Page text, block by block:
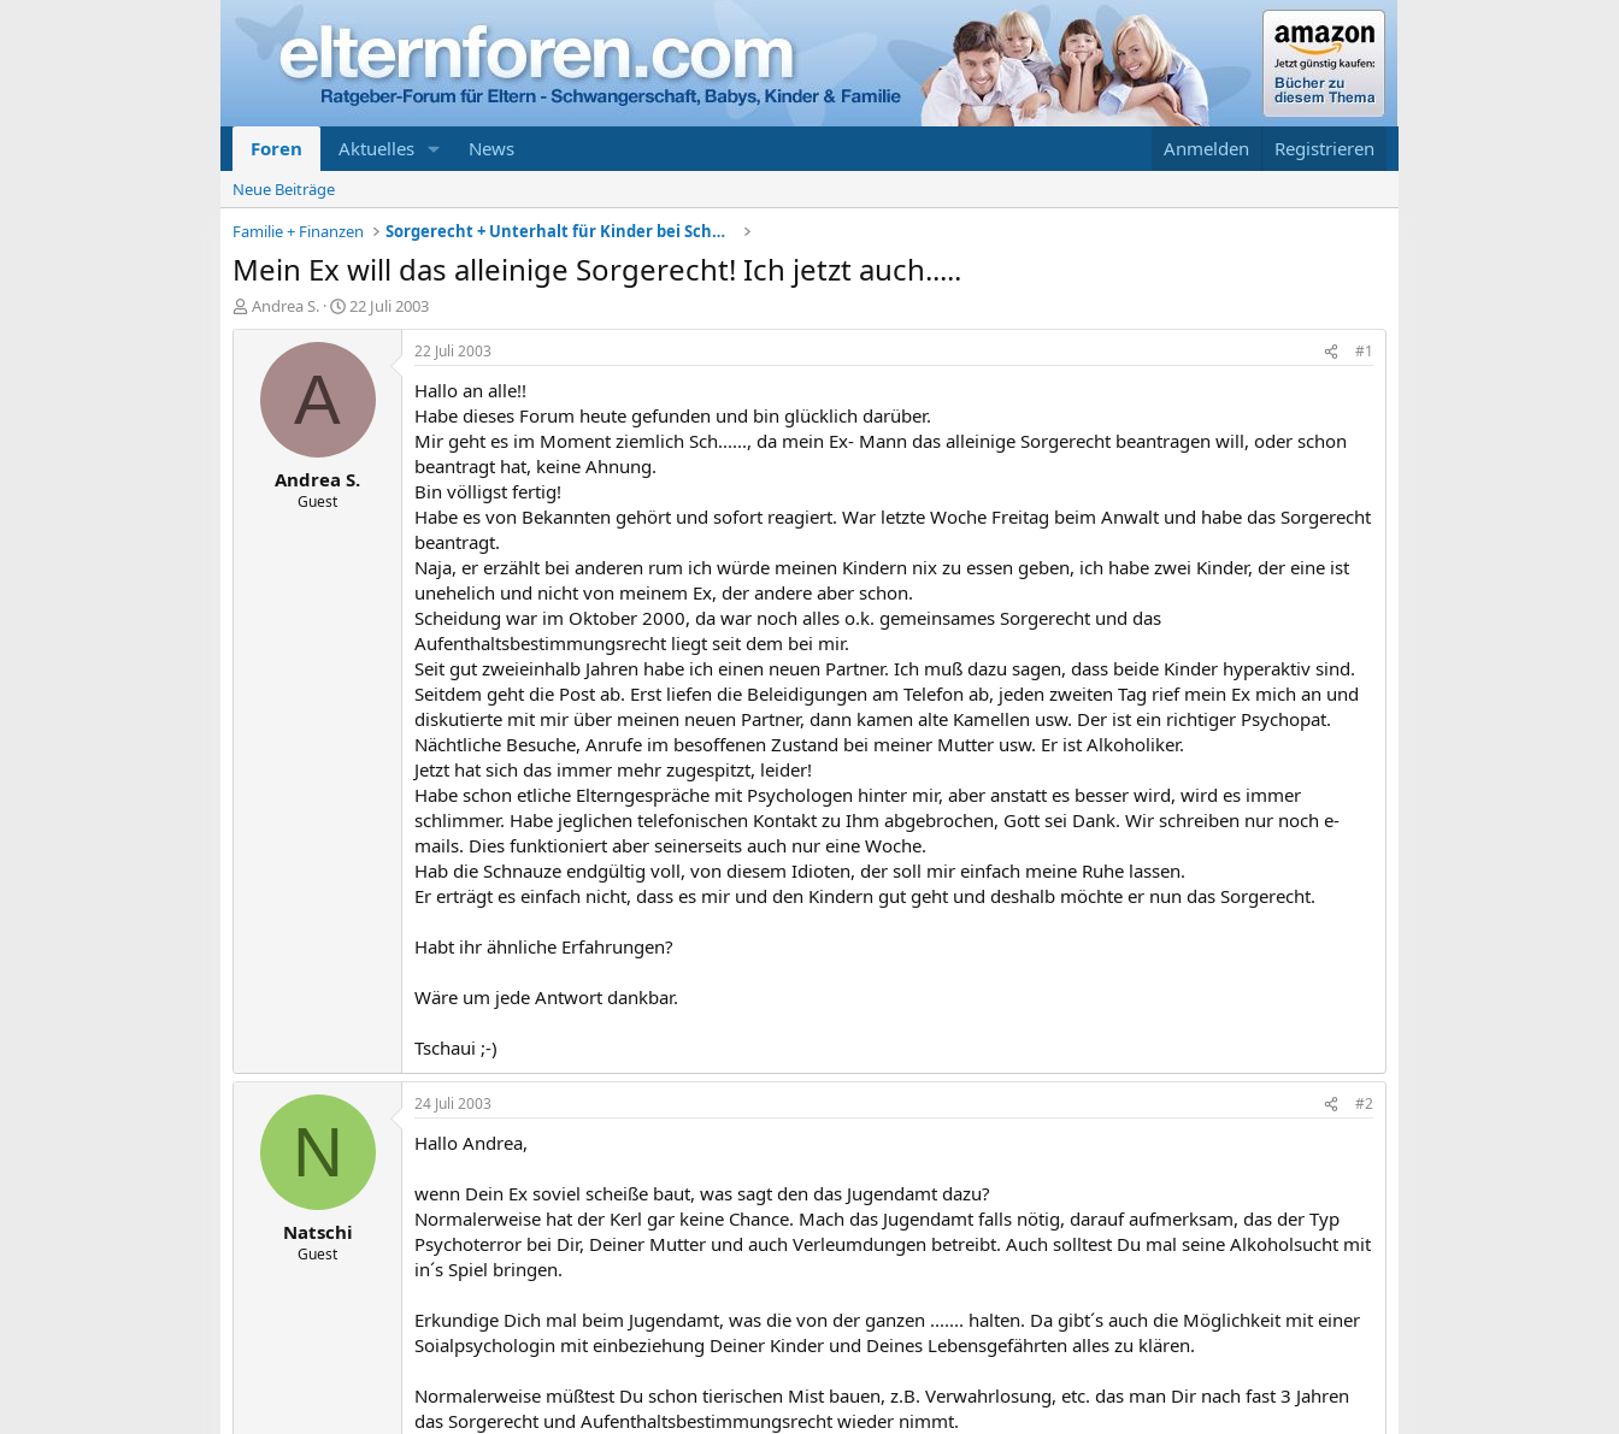
Foren Aktuelles News Anmelden Registrieren
Neue Beiträge
Familie + Finanzen
Sorgerecht + Unterhalt für Kinder bei Scheidung
Mein Ex will das alleinige Sorgerecht! Ich jetzt auch.....
E
r
Andrea S.
E
r
s
t
a
22 Juli 2003
A
Andrea S.
Guest
22 Juli 2003 #1
Hallo an alle!!
Habe dieses Forum heute gefunden und bin glücklich darüber.
Mir geht es im Moment ziemlich Sch......, da mein Ex- Mann das alleinige Sorgerecht beantragen will, oder schon
beantragt hat, keine Ahnung.
Bin völligst fertig!
Habe es von Bekannten gehört und sofort reagiert. War letzte Woche Freitag beim Anwalt und habe das Sorgerecht
beantragt.
Naja, er erzählt bei anderen rum ich würde meinen Kindern nix zu essen geben, ich habe zwei Kinder, der eine ist
unehelich und nicht von meinem Ex, der andere aber schon.
Scheidung war im Oktober 2000, da war noch alles o.k. gemeinsames Sorgerecht und das
Aufenthaltsbestimmungsrecht liegt seit dem bei mir.
Seit gut zweieinhalb Jahren habe ich einen neuen Partner. Ich muß dazu sagen, dass beide Kinder hyperaktiv sind.
Seitdem geht die Post ab. Erst liefen die Beleidigungen am Telefon ab, jeden zweiten Tag rief mein Ex mich an und
diskutierte mit mir über meinen neuen Partner, dann kamen alte Kamellen usw. Der ist ein richtiger Psychopat.
Nächtliche Besuche, Anrufe im besoffenen Zustand bei meiner Mutter usw. Er ist Alkoholiker.
Jetzt hat sich das immer mehr zugespitzt, leider!
Habe schon etliche Elterngespräche mit Psychologen hinter mir, aber anstatt es besser wird, wird es immer
schlimmer. Habe jeglichen telefonischen Kontakt zu Ihm abgebrochen, Gott sei Dank. Wir schreiben nur noch e-
mails. Dies funktioniert aber seinerseits auch nur eine Woche.
Hab die Schnauze endgültig voll, von diesem Idioten, der soll mir einfach meine Ruhe lassen.
Er erträgt es einfach nicht, dass es mir und den Kindern gut geht und deshalb möchte er nun das Sorgerecht.
Habt ihr ähnliche Erfahrungen?
Wäre um jede Antwort dankbar.
Tschaui ;-)
N
Natschi
Guest
24 Juli 2003 #2
Hallo Andrea,
wenn Dein Ex soviel scheiße baut, was sagt den das Jugendamt dazu?
Normalerweise hat der Kerl gar keine Chance. Mach das Jugendamt falls nötig, darauf aufmerksam, das der Typ
Psychoterror bei Dir, Deiner Mutter und auch Verleumdungen betreibt. Auch solltest Du mal seine Alkoholsucht mit
in´s Spiel bringen.
Erkundige Dich mal beim Jugendamt, was die von der ganzen ....... halten. Da gibt´s auch die Möglichkeit mit einer
Soialpsychologin mit einbeziehung Deiner Kinder und Deines Lebensgefährten alles zu klären.
Normalerweise müßtest Du schon tierischen Mist bauen, z.B. Verwahrlosung, etc. das man Dir nach fast 3 Jahren
das Sorgerecht und Aufenthaltsbestimmungsrecht wieder nimmt.